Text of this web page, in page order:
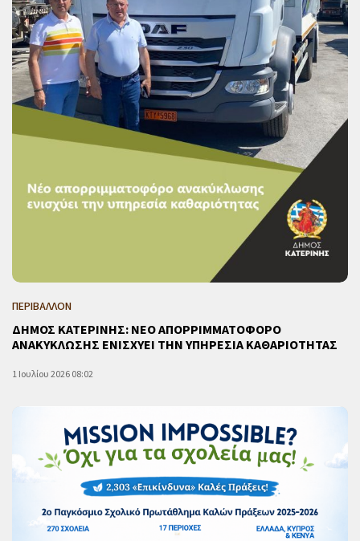
ΠΕΡΙΒΑΛΛΟΝ
ΔΗΜΟΣ ΚΑΤΕΡΙΝΗΣ: ΝΕΟ ΑΠΟΡΡΙΜΜΑΤΟΦΟΡΟ
ΑΝΑΚΥΚΛΩΣΗΣ ΕΝΙΣΧΥΕΙ ΤΗΝ ΥΠΗΡΕΣΙΑ ΚΑΘΑΡΙΟΤΗΤΑΣ
1 Ιουλίου 2026 08:02